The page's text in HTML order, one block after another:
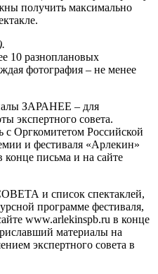
получить максимально
10 разноплановых
фотография – не менее
ЗАРАНЕЕ – для
экспертного совета.
с Оргкомитетом Российской
и фестиваля «Арлекин»
письма и на сайте
и список спектаклей,
программе фестиваля,
www.arlekinspb.ru в конце
материалы на
экспертного совета в